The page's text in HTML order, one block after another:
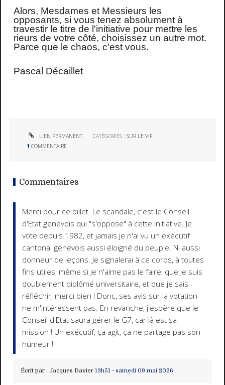
Alors, Mesdames et Messieurs les
opposants, si vous tenez absolument à
travestir le titre de l'initiative pour mettre les
rieurs de votre côté, choisissez un autre mot.
Parce que le chaos, c'est vous.
Pascal Décaillet
LIEN PERMANENT CATÉGORIES :SUR LE VIF
1 COMMENTAIRE
Commentaires
Merci pour ce billet. Le scandale, c'est le Conseil
d'Etat genevois qui "s'oppose" à cette initiative. Je
vote depuis 1982, et jamais je n'ai vu un exécutif
cantonal genevois aussi éloigné du peuple. Ni aussi
donneur de leçons. Je signalerai à ce corps, à toutes
fins utiles, même si je n'aime pas le faire, que je suis
doublement diplômé universitaire, et que je sais
réfléchir, merci bien ! Donc, ses avis sur la votation
ne m'intéressent pas. En revanche, j'espère que le
Conseil d'Etat saura gérer le G7, car là est sa
mission ! Un exécutif, ça agit, ça ne partage pas son
humeur !
Écrit par : Jacques Davier 13h51- samedi 09 mai 2026